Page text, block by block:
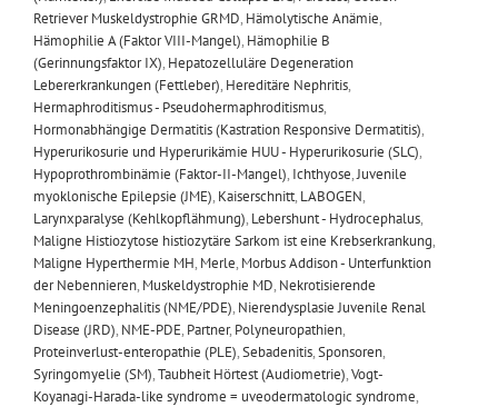
Retriever Muskeldystrophie GRMD, Hämolytische Anämie,
Hämophilie A (Faktor VIII-Mangel), Hämophilie B
(Gerinnungsfaktor IX), Hepatozelluläre Degeneration
Lebererkrankungen (Fettleber), Hereditäre Nephritis,
Hermaphroditismus - Pseudohermaphroditismus,
Hormonabhängige Dermatitis (Kastration Responsive Dermatitis),
Hyperurikosurie und Hyperurikämie HUU - Hyperurikosurie (SLC),
Hypoprothrombinämie (Faktor-II-Mangel), Ichthyose,Juvenile
myoklonische Epilepsie (JME), Kaiserschnitt, LABOGEN,
Larynxparalyse (Kehlkopflähmung), Lebershunt - Hydrocephalus,
Maligne Histiozytose histiozytäre Sarkom ist eine Krebserkrankung,
Maligne Hyperthermie MH, Merle, Morbus Addison - Unterfunktion
der Nebennieren, Muskeldystrophie MD, Nekrotisierende
Meningoenzephalitis (NME/PDE), Nierendysplasie Juvenile Renal
Disease (JRD), NME-PDE, Partner, Polyneuropathien,
Proteinverlust-enteropathie (PLE),Sebadenitis,Sponsoren,
Syringomyelie (SM),Taubheit Hörtest (Audiometrie),Vogt-
Koyanagi-Harada-like syndrome = uveodermatologic syndrome,